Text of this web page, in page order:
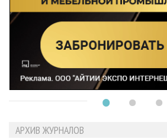
АРХИВ ЖУРНАЛОВ